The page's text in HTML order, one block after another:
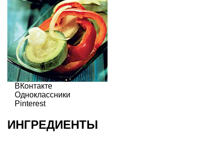
ВКонтакте
Одноклассники
Pinterest
ИНГРЕДИЕНТЫ